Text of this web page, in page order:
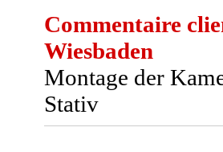
Commentaire
Wiesbaden
Montage der
Stativ